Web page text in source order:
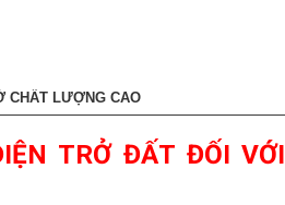
CHẤT LƯỢNG CAO
TRỞ ĐẤT ĐỐI